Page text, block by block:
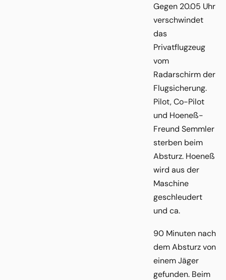
Gegen 20.05 Uhr
verschwindet
das
Privatflugzeug
vom
Radarschirm der
Flugsicherung.
Pilot, Co-Pilot
und Hoeneß-
Freund Semmler
sterben beim
Absturz. Hoeneß
wird aus der
Maschine
geschleudert
und ca.
90 Minuten nach
dem Absturz von
einem Jäger
gefunden. Beim